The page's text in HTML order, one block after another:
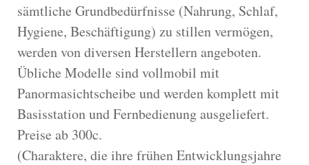
sämtliche Grundbedürfnisse (Nahrung, Schlaf,
Hygiene, Beschäftigung) zu stillen vermögen,
werden von diversen Herstellern angeboten.
Übliche Modelle sind vollmobil mit
Panormasichtscheibe und werden komplett mit
Basisstation und Fernbedienung ausgeliefert.
Preise ab 300c.
(Charaktere, die ihre frühen Entwicklungsjahre